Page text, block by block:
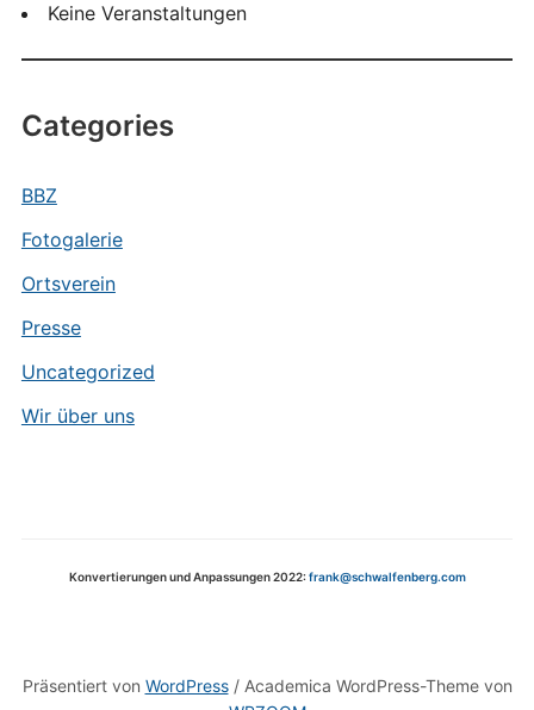
Keine Veranstaltungen
Categories
BBZ
Fotogalerie
Ortsverein
Presse
Uncategorized
Wir über uns
Konvertierungen und Anpassungen 2022:frank@schwalfenberg.com
Präsentiert von WordPress/ Academica WordPress-Theme von